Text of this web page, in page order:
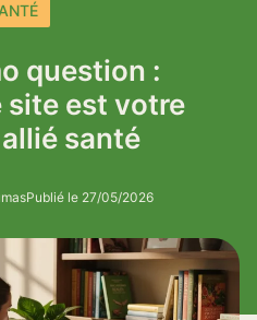
question :
site est votre
santé
Publié le 27/05/2026